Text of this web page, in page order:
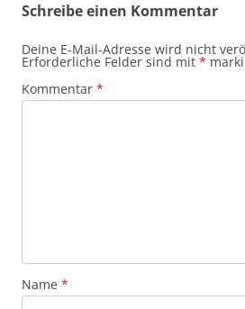
Schreibe einen Kommentar
Deine E-Mail-Adresse wird nicht
Erforderliche Felder sind mit *
Kommentar *
Name *